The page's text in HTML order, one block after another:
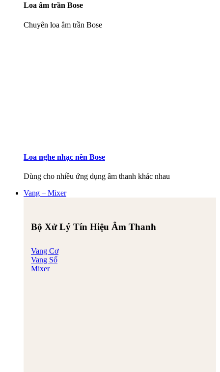
Loa âm trần Bose
Chuyên loa âm trần Bose
Loa nghe nhạc nền Bose
Dùng cho nhiều ứng dụng âm thanh khác nhau
Vang – Mixer
Bộ Xử Lý Tín Hiệu Âm Thanh
Vang Cơ
Vang Số
Mixer